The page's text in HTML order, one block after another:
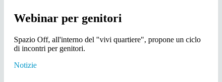
Webinar per genitori
Spazio Off, all'interno del "vivi quartiere", propone un ciclo
di incontri per genitori.
Notizie